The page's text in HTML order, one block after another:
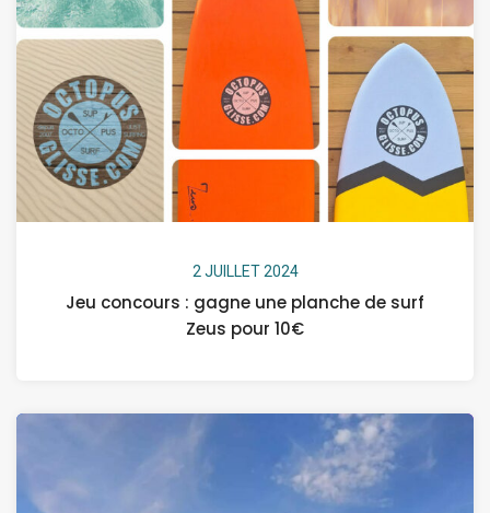
2 JUILLET 2024
Jeu concours : gagne une planche de surf
Zeus pour 10€